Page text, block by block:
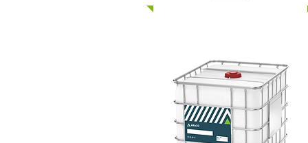
ARACO SP20 على كلوريد
الكالسيوم أو أي كلوريدات
أخرى مضافة عن قصد ولن
يبدأ أو يساهم في التآكل
على حديد التسليح الموجود